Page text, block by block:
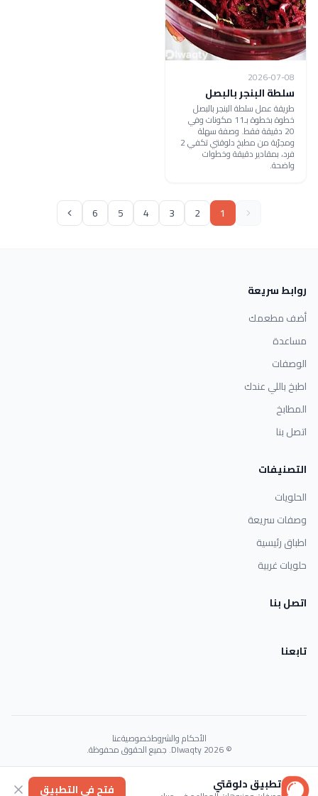
2026-07-08
سلطة البنجر بالبصل
طريقة عمل سلطة البنجر بالبصل
خطوة بخطوة بـ11 مكونات وفي
20 دقيقة فقط. وصفة سهلة
ومجرّبة من مطبخ دلوقتي تكفي 2
فرد، بمقادير دقيقة وخطوات
واضحة.
1
2
3
4
5
6
روابط سريعة
أضف مطعمك
مساعدة
الوصفات
اطبخ باللي عندك
المطابخ
اتصل بنا
التصنيفات
الحلويات
وصفات سريعة
اطباق رئيسية
حلويات غربية
اتصل بنا
تابعنا
الأحكام والشروطخصوصيةعنا
© 2026 Dlwaqty. جميع الحقوق محفوظة.
Powered byGAIT
تطبيق دلوقتي فتح في التطبيق